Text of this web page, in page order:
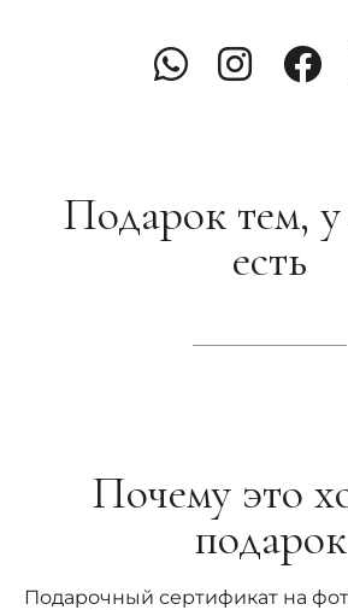
Подарок тем, у
есть
Почему это
подарок
Подарочный сертификат на